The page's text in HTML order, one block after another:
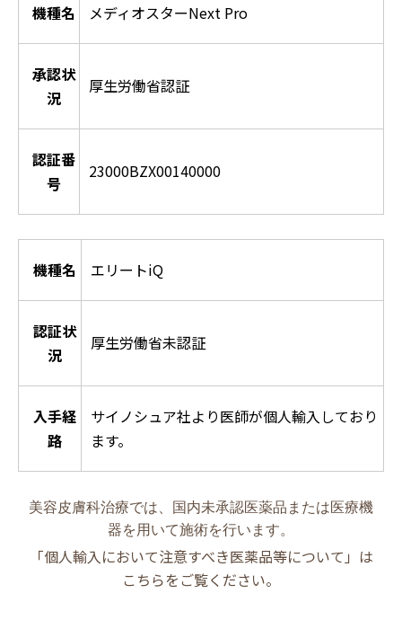
機種名 メディオスターNext Pro
承認状
況
厚生労働省認証
認証番
号
23000BZX00140000
機種名 エリートiQ
認証状
況
厚生労働省未認証
入手経
路
サイノシュア社より医師が個人輸入しており
ます。
美容皮膚科治療では、国内未承認医薬品または医療機
器を用いて施術を行います。
「個人輸入において注意すべき医薬品等について」は
こちらをご覧ください。